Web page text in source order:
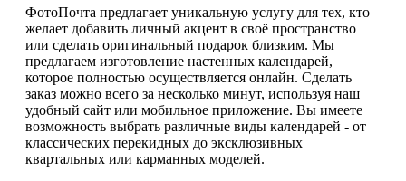
ФотоПочта предлагает уникальную услугу для тех, кто
желает добавить личный акцент в своё пространство
или сделать оригинальный подарок близким. Мы
предлагаем изготовление настенных календарей,
которое полностью осуществляется онлайн. Сделать
заказ можно всего за несколько минут, используя наш
удобный сайт или мобильное приложение. Вы имеете
возможность выбрать различные виды календарей - от
классических перекидных до эксклюзивных
квартальных или карманных моделей.